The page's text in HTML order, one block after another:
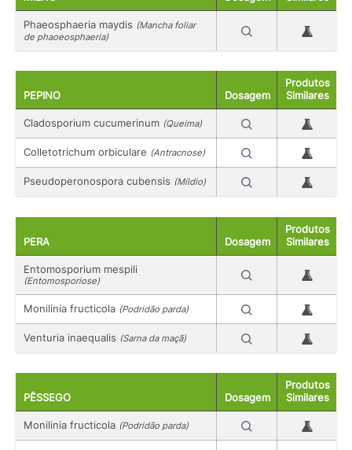
Phaeosphaeria maydis (Mancha foliar
de phaoeosphaeria)
PEPINO Dosagem
Produtos
Similares
Cladosporium cucumerinum (Queima)
Colletotrichum orbiculare (Antracnose)
Pseudoperonospora cubensis (Míldio)
PERA Dosagem
Produtos
Similares
Entomosporium mespili
(Entomosporiose)
Monilinia fructicola (Podridão parda)
Venturia inaequalis (Sarna da maçã)
PÊSSEGO Dosagem
Produtos
Similares
Monilinia fructicola (Podridão parda)